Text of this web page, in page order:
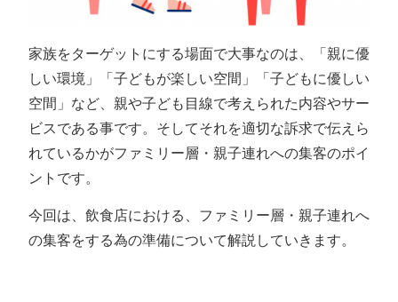
家族をターゲットにする場面で大事なのは、「親に優
しい環境」「子どもが楽しい空間」「子どもに優しい
空間」など、親や子ども目線で考えられた内容やサー
ビスである事です。そしてそれを適切な訴求で伝えら
れているかがファミリー層・親子連れへの集客のポイ
ントです。
今回は、飲食店における、ファミリー層・親子連れへ
の集客をする為の準備について解説していきます。